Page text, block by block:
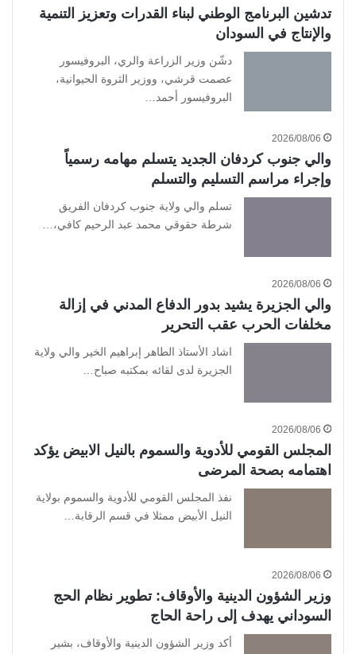
تدشين البرنامج الوطني لبناء القدرات وتعزيز التنمية
والإنتاج في السودان
دشّن وزير الزراعة والري، البروفيسور
عصمت قرشي، ووزير الثروة الحيوانية،
البروفيسور أحمد…
2026/08/06
والي جنوب كردفان الجديد يتسلم مهامه رسمياً
وإجراء مراسم التسليم والتسلم
تسلم والي ولاية جنوب كردفان الفريق
شرطة حقوقي محمد عبد الرحيم كافي،…
2026/08/06
والي الجزيرة يشيد بدور الدفاع المدني في إزالة
مخلفات الحرب عقب التحرير
اشاد الأستاذ الطاهر إبراهيم الخير والي ولاية
الجزيرة لدى لقائه بمكتبه صباح…
2026/08/06
المجلس القومي للأدوية والسموم بالنيل الابيض يؤكد
اهتمامه بصحة المرضى
نفذ المجلس القومي للأدوية والسموم بولاية
النيل الأبيض ممثلا في قسم الرقابة…
2026/08/06
وزير الشؤون الدينية والأوقاف: تطوير نظام الحج
السوداني يهدف إلى راحة الحاج
أكد وزير الشؤون الدينية والأوقاف، بشير